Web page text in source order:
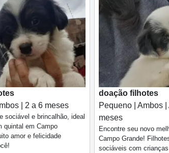
| 2 a 6 meses
sociável e brincalhão, ideal
quintal em Campo
amor e felicidade
doação filhotes
Pequeno | Ambos
meses
Encontre seu novo
Campo Grande!
sociáveis com